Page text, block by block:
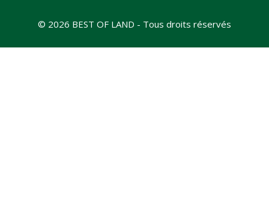
© 2026 BEST OF LAND - Tous droits réservés